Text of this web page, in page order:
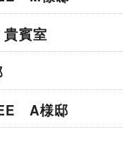
賓室
A様邸